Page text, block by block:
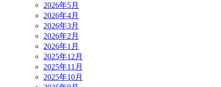
2026年5月
2026年4月
2026年3月
2026年2月
2026年1月
2025年12月
2025年11月
2025年10月